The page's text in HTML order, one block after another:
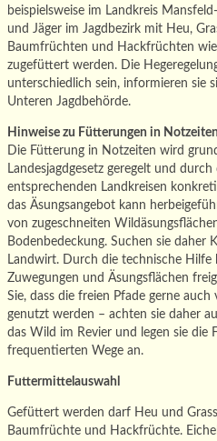
beispielsweise im Landkreis
und Jäger im Jagdbezirk mit Heu,
Baumfrüchten und Hackfrüchten
zugefüttert werden. Die
unterschiedlich sein, informieren sie
Unteren Jagdbehörde.
Hinweise zu Fütterungen in Notzeiten
Die Fütterung in Notzeiten wird
Landesjagdgesetz geregelt und
entsprechenden Landkreisen
das Äsungsangebot kann
von zugeschneiten
Bodenbedeckung. Suchen sie daher
Landwirt. Durch die technische Hilfe
Zuwegungen und Äsungsflächen
Sie, dass die freien Pfade gerne
genutzt werden – achten sie daher
das Wild im Revier und legen sie die
frequentierten Wege an.
Futtermittelauswahl
Gefüttert werden darf Heu und
Baumfrüchte und Hackfrüchte.